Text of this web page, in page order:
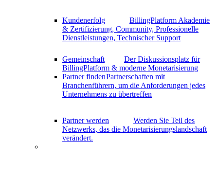
Kundenerfolg
BillingPlatform Akademie
& Zertifizierung, Community, Professionelle
Dienstleistungen, Technischer Support
Gemeinschaft
Der Diskussionsplatz für
BillingPlatform & moderne Monetarisierung
Partner findenPartnerschaften mit
Branchenführern, um die Anforderungen jedes
Unternehmens zu übertreffen
Partner werden
Werden Sie Teil des
Netzwerks, das die Monetarisierungslandschaft
verändert.